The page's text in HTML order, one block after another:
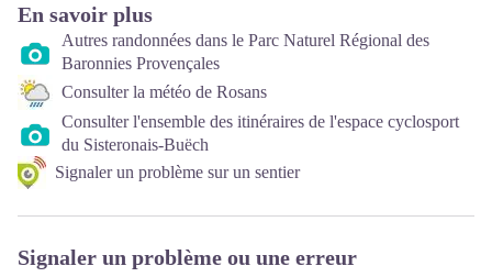
En savoir plus
Autres randonnées dans le Parc Naturel Régional des
Baronnies Provençales
Consulter la météo de Rosans
Consulter l'ensemble des itinéraires de l'espace cyclosport
du Sisteronais-Buëch
Signaler un problème sur un sentier
Signaler un problème ou une erreur